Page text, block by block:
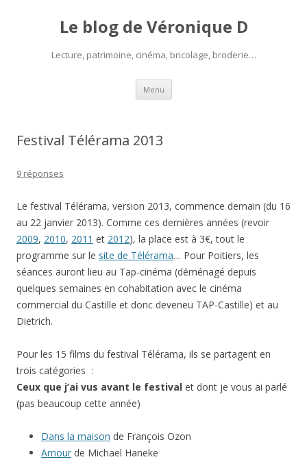
Le blog de Véronique D
Lecture, patrimoine, cinéma, bricolage, broderie…
Menu Aller
contenu
Festival Télérama 2013
9 réponses
Le festival Télérama, version 2013, commence demain (du 16
au 22 janvier 2013). Comme ces dernières années (revoir
2009, 2010, 2011 et 2012), la place est à 3€, tout le
programme sur le site de Télérama… Pour Poitiers, les
séances auront lieu au Tap-cinéma (déménagé depuis
quelques semaines en cohabitation avec le cinéma
commercial du Castille et donc deveneu TAP-Castille) et au
Dietrich.
Pour les 15 films du festival Télérama, ils se partagent en
trois catégories :
Ceux que j’ai vus avant le festival et dont je vous ai parlé
(pas beaucoup cette année)
Dans la maison de François Ozon
Amour de Michael Haneke